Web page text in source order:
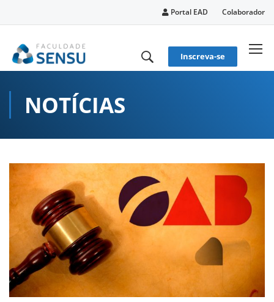
Portal EAD Colaborador
Inscreva-se
NOTÍCIAS